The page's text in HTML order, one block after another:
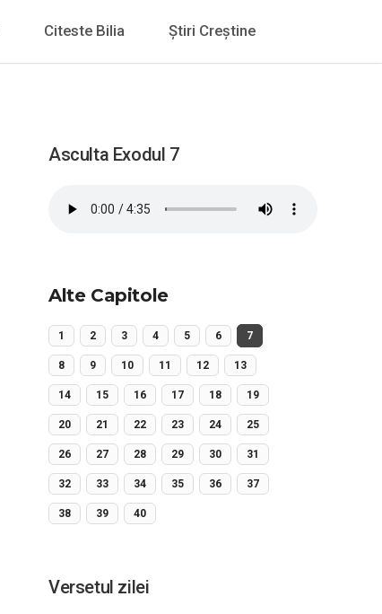
Citeste Bilia Știri Creștine
Asculta Exodul 7
Alte Capitole
1 2 3 4 5 6 7
8 9 10 11 12 13
14 15 16 17 18 19
20 21 22 23 24 25
26 27 28 29 30 31
32 33 34 35 36 37
38 39 40
Versetul zilei